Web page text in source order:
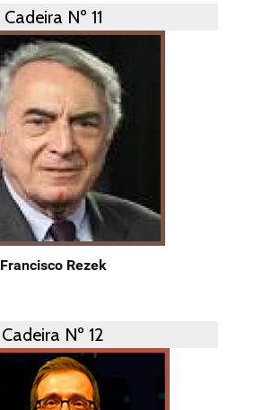
Cadeira Nº 11
Francisco Rezek
Cadeira Nº 12